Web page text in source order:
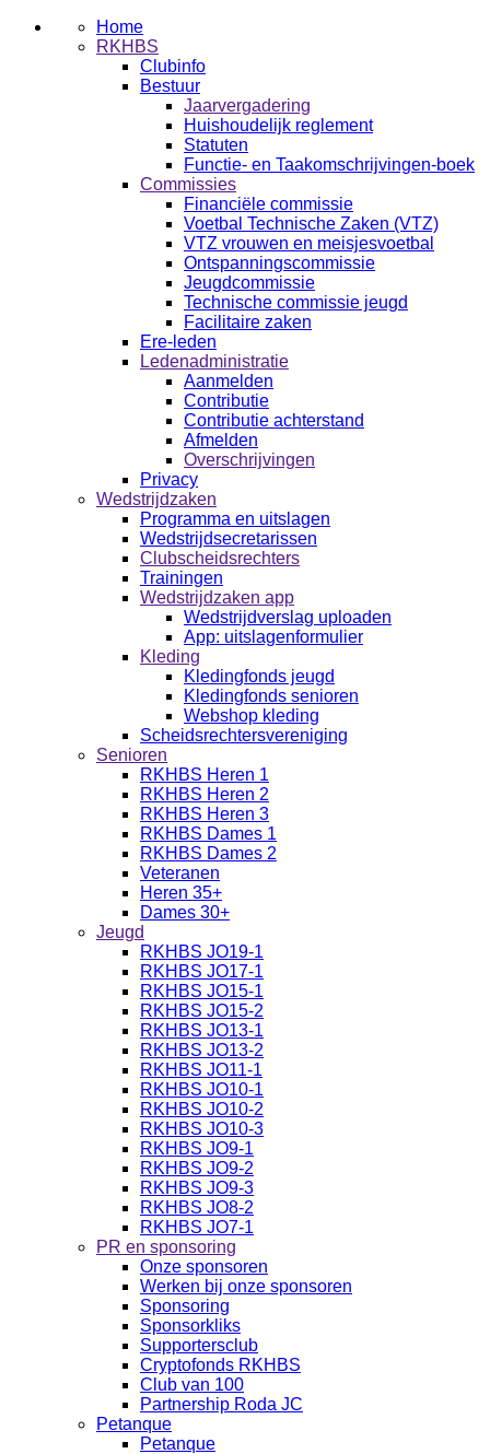
Home
RKHBS
Clubinfo
Bestuur
Jaarvergadering
Huishoudelijk reglement
Statuten
Functie- en Taakomschrijvingen-boek
Commissies
Financiële commissie
Voetbal Technische Zaken (VTZ)
VTZ vrouwen en meisjesvoetbal
Ontspanningscommissie
Jeugdcommissie
Technische commissie jeugd
Facilitaire zaken
Ere-leden
Ledenadministratie
Aanmelden
Contributie
Contributie achterstand
Afmelden
Overschrijvingen
Privacy
Wedstrijdzaken
Programma en uitslagen
Wedstrijdsecretarissen
Clubscheidsrechters
Trainingen
Wedstrijdzaken app
Wedstrijdverslag uploaden
App: uitslagenformulier
Kleding
Kledingfonds jeugd
Kledingfonds senioren
Webshop kleding
Scheidsrechtersvereniging
Senioren
RKHBS Heren 1
RKHBS Heren 2
RKHBS Heren 3
RKHBS Dames 1
RKHBS Dames 2
Veteranen
Heren 35+
Dames 30+
Jeugd
RKHBS JO19-1
RKHBS JO17-1
RKHBS JO15-1
RKHBS JO15-2
RKHBS JO13-1
RKHBS JO13-2
RKHBS JO11-1
RKHBS JO10-1
RKHBS JO10-2
RKHBS JO10-3
RKHBS JO9-1
RKHBS JO9-2
RKHBS JO9-3
RKHBS JO8-2
RKHBS JO7-1
PR en sponsoring
Onze sponsoren
Werken bij onze sponsoren
Sponsoring
Sponsorkliks
Supportersclub
Cryptofonds RKHBS
Club van 100
Partnership Roda JC
Petanque
Petanque